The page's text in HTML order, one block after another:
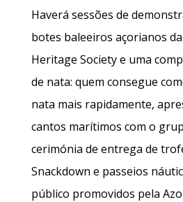
Haverá sessões de
botes baleeiros açorianos
Heritage Society e uma
de nata: quem consegue
nata mais rapidamente,
cantos marítimos com o
cerimónia de entrega de
Snackdown e passeios
público promovidos pela